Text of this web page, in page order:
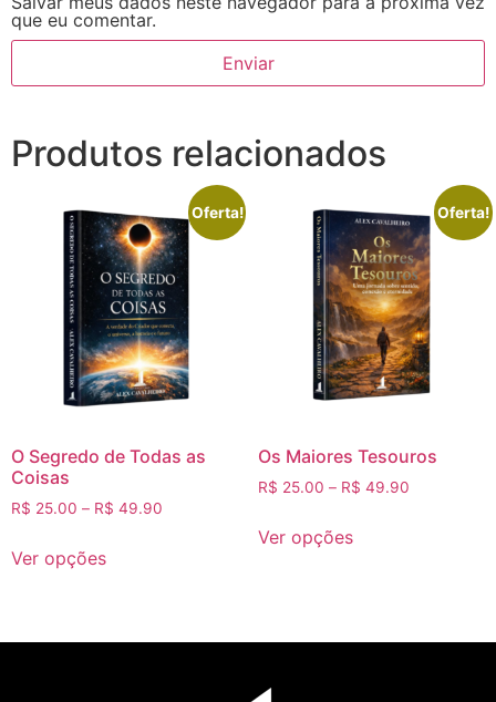
que eu comentar.
Produtos relacionados
Oferta!
O Segredo de Todas as
Coisas
R$ 25.00 – R$ 49.90
Ver opções
Oferta!
Os Maiores Tesouros
R$ 25.00 – R$ 49.90
Ver opções